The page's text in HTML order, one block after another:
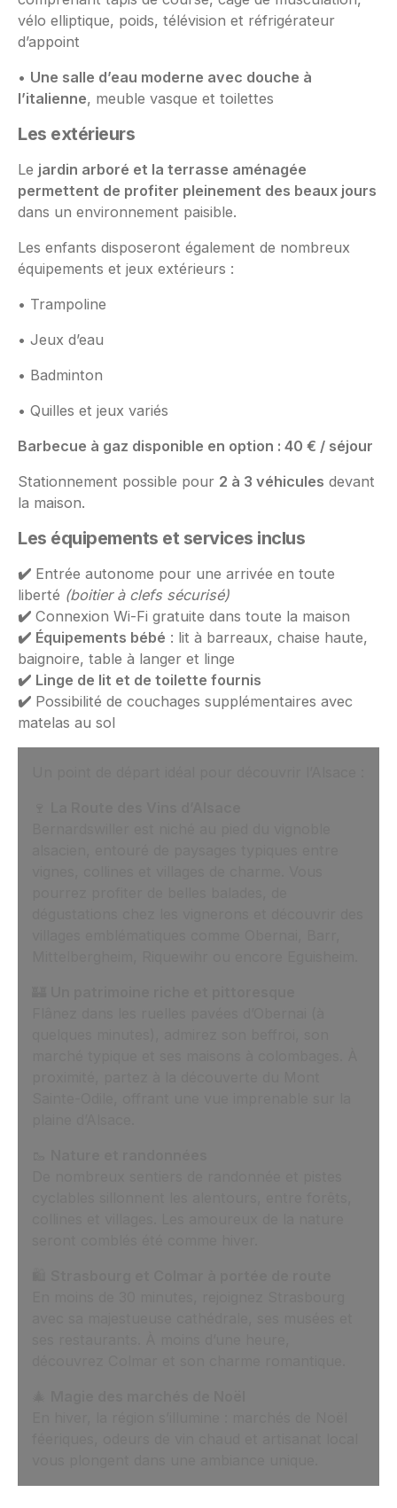
vélo elliptique, poids, télévision et réfrigérateur
d’appoint
• Une salle d’eau moderne avec douche à
l’italienne, meuble vasque et toilettes
Les extérieurs
Le jardin arboré et la terrasse aménagée
permettent de profiter pleinement des beaux jours
dans un environnement paisible.
Les enfants disposeront également de nombreux
équipements et jeux extérieurs :
• Trampoline
• Jeux d’eau
• Badminton
• Quilles et jeux variés
Barbecue à gaz disponible en option : 40 € / séjour
Stationnement possible pour 2 à 3 véhicules devant
la maison.
Les équipements et services inclus
✔️ Entrée autonome pour une arrivée en toute
liberté (boitier à clefs sécurisé)
✔️ Connexion Wi-Fi gratuite dans toute la maison
✔️ Équipements bébé : lit à barreaux, chaise haute,
baignoire, table à langer et linge
✔️ Linge de lit et de toilette fournis
✔️ Possibilité de couchages supplémentaires avec
matelas au sol